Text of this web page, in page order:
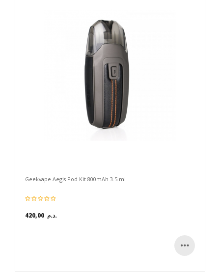
Geekvape Aegis Pod Kit 800mAh 3.5 ml
420,00 د.م.